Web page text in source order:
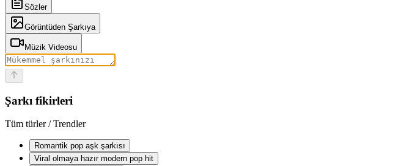
Sözler
Görüntüden Şarkıya
Müzik Videosu
Şarkı fikirleri
Tüm türler / Trendler
Romantik pop aşk şarkısı
Viral olmaya hazır modern pop hit